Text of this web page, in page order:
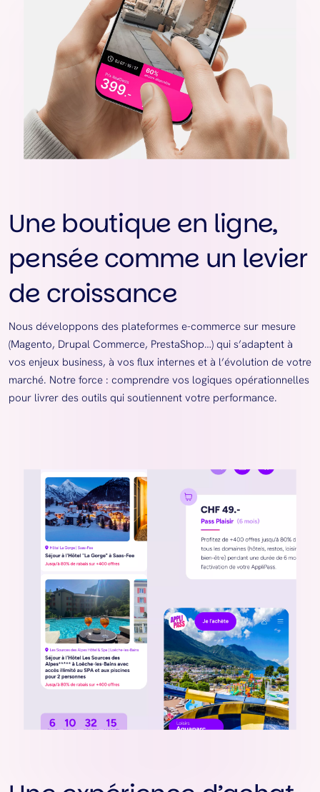
Une boutique en ligne,
pensée comme un levier
de croissance
Nous développons des plateformes e-commerce sur mesure
(Magento, Drupal Commerce, PrestaShop…) qui s’adaptent à
vos enjeux business, à vos flux internes et à l’évolution de votre
marché. Notre force : comprendre vos logiques opérationnelles
pour livrer des outils qui soutiennent votre performance.